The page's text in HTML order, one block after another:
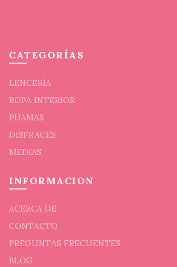
CATEGORÍAS
LENCERÍA
ROPA INTERIOR
PIJAMAS
DISFRACES
MEDIAS
INFORMACION
ACERCA DE
CONTACTO
PREGUNTAS FRECUENTES
BLOG